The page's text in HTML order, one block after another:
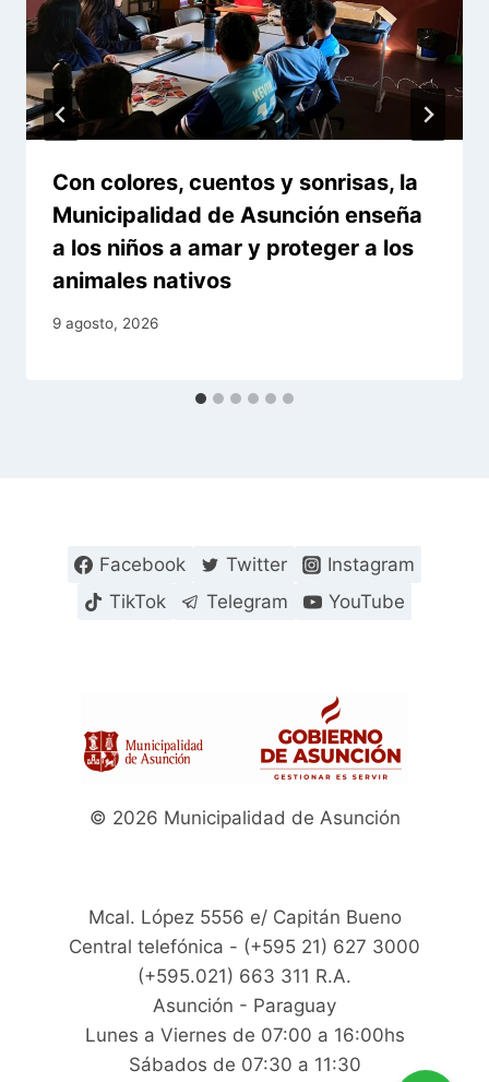
Con colores, cuentos y sonrisas, la
Municipalidad de Asunción enseña
a los niños a amar y proteger a los
animales nativos
9 agosto, 2026
Facebook Twitter
Instagram
TikTok
Telegram YouTube
© 2026 Municipalidad de Asunción
Mcal. López 5556 e/ Capitán Bueno
Central telefónica - (+595 21) 627 3000
(+595.021) 663 311 R.A.
Asunción - Paraguay
Lunes a Viernes de 07:00 a 16:00hs
Sábados de 07:30 a 11:30